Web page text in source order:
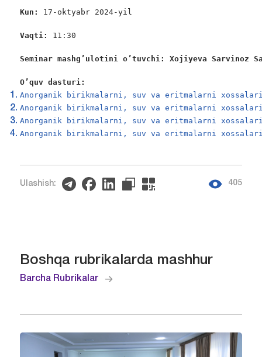
Kun: 17-oktyabr 2024-yil
Vaqti: 11:30
Seminar mashg’ulotini o’tuvchi: Xojiyeva Sarvinoz
O’quv dasturi:
Anorganik birikmalarni, suv va eritmalarni
Anorganik birikmalarni, suv va eritmalarni
Anorganik birikmalarni, suv va eritmalarni
Anorganik birikmalarni, suv va eritmalarni
Ulashish: 405
Boshqa rubrikalarda mashhur
Barcha Rubrikalar